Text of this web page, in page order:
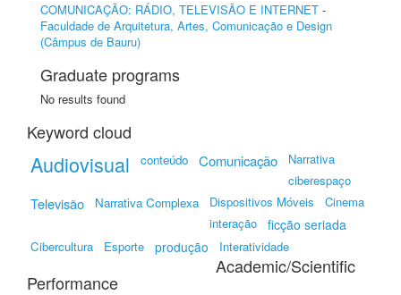
COMUNICAÇÃO: RÁDIO, TELEVISÃO E INTERNET -
Faculdade de Arquitetura, Artes, Comunicação e Design
(Câmpus de Bauru)
Graduate programs
No results found
Keyword cloud
Audiovisual conteúdo Comunicação
Narrativa
ciberespaço
Televisão Narrativa Complexa Dispositivos Móveis
Cinema
interação
ficção seriada
Cibercultura Esporte produção Interatividade
Academic/Scientific
Performance